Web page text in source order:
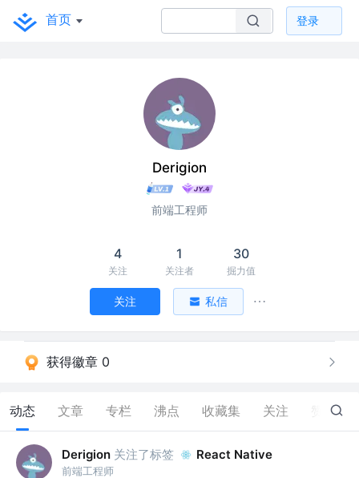
首页 登录
Derigion
前端工程师
4
关注
1
关注者
30
掘力值
关注 私信
获得徽章 0
动态 文章 专栏 沸点 收藏集 关注 1
Derigion 关注了标签 React Native
前端工程师